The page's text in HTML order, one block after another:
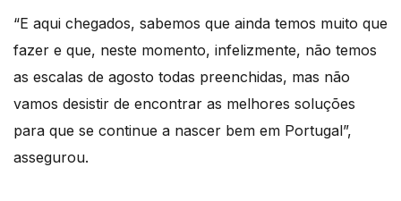
“E aqui chegados, sabemos que ainda temos muito que
fazer e que, neste momento, infelizmente, não temos
as escalas de agosto todas preenchidas, mas não
vamos desistir de encontrar as melhores soluções
para que se continue a nascer bem em Portugal”,
assegurou.